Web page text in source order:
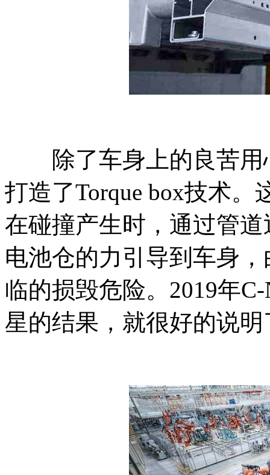
除了车身上的良苦用
打造了Torque box技术
在碰撞产生时，通过管
电池仓的力引导到车身
临的损毁危险。2019年
星的结果，就很好的说